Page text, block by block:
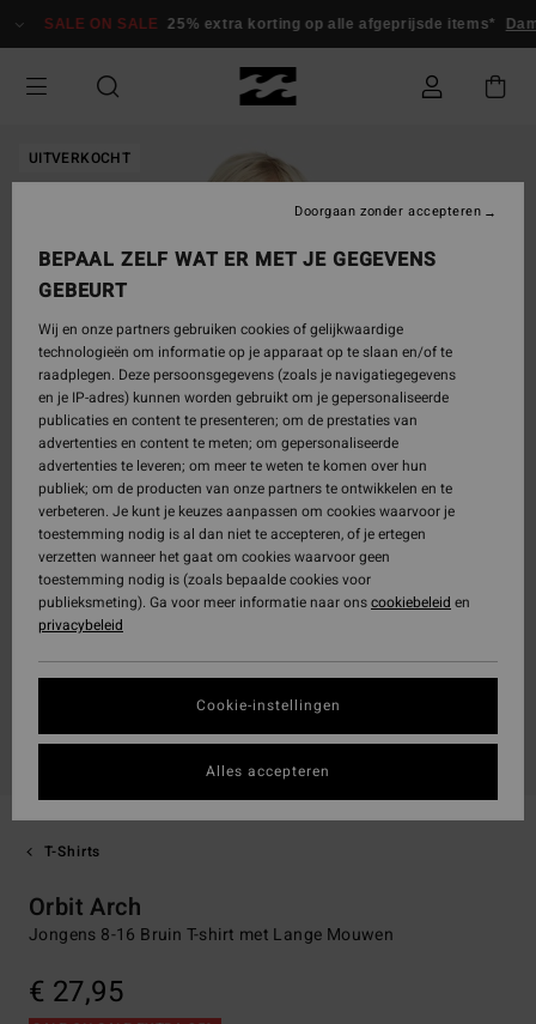
naar
SALE ON SALE 25% extra korting op alle afgeprijsde items*
UITVERKOCHT
T-Shirts
Orbit Arch
Jongens 8-16 Bruin T-shirt met Lange Mouwen
€ 27,95
BEPAAL ZELF WAT ER MET JE GEGEVENS
GEBEURT
Wij en onze partners gebruiken cookies of gelijkwaardige
technologieën om informatie op je apparaat op te slaan en/of te
raadplegen. Deze persoonsgegevens (zoals je navigatiegegevens
en je IP-adres) kunnen worden gebruikt om je gepersonaliseerde
publicaties en content te presenteren; om de prestaties van
advertenties en content te meten; om gepersonaliseerde
advertenties te leveren; om meer te weten te komen over hun
publiek; om de producten van onze partners te ontwikkelen en te
verbeteren. Je kunt je keuzes aanpassen om cookies waarvoor je
toestemming nodig is al dan niet te accepteren, of je ertegen
verzetten wanneer het gaat om cookies waarvoor geen
toestemming nodig is (zoals bepaalde cookies voor
publieksmeting). Ga voor meer informatie naar onscookiebeleid en
privacybeleid
Cookie-instellingen
Doorgaan zonder accepteren
Alles accepteren